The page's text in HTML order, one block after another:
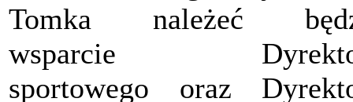
Tomka należeć
wsparcie
sportowego oraz